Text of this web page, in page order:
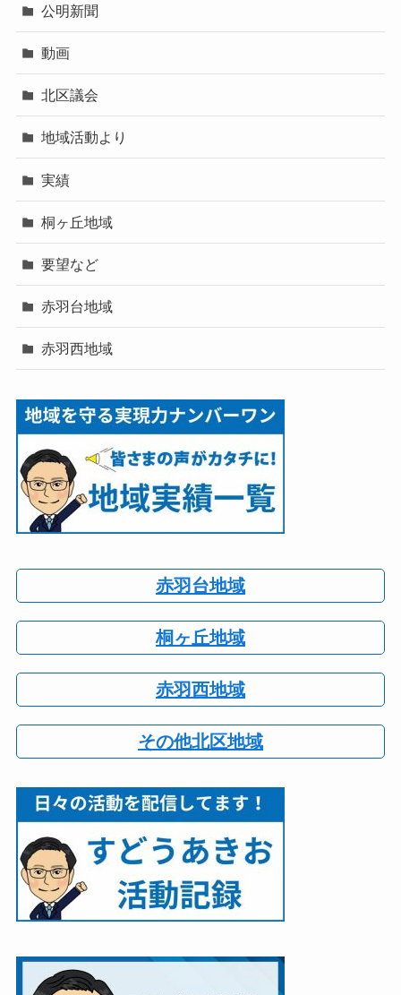
公明新聞
動画
北区議会
地域活動より
実績
桐ヶ丘地域
要望など
赤羽台地域
赤羽西地域
赤羽台地域
桐ヶ丘地域
赤羽西地域
その他北区地域